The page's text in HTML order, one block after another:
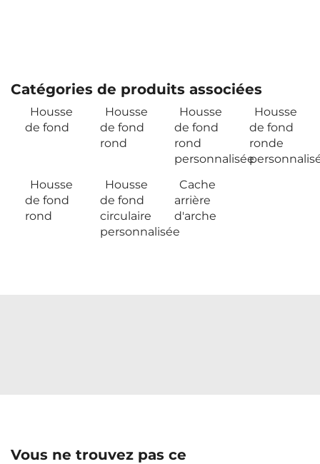
Catégories de produits associées
Housse
de fond
Housse
de fond
rond
Housse
de fond
rond
personnalisée
Housse
de fond
ronde
Housse
de fond
rond
Housse
de fond
circulaire
personnalisée
Cache
arrière
d'arche
Vous ne trouvez pas ce